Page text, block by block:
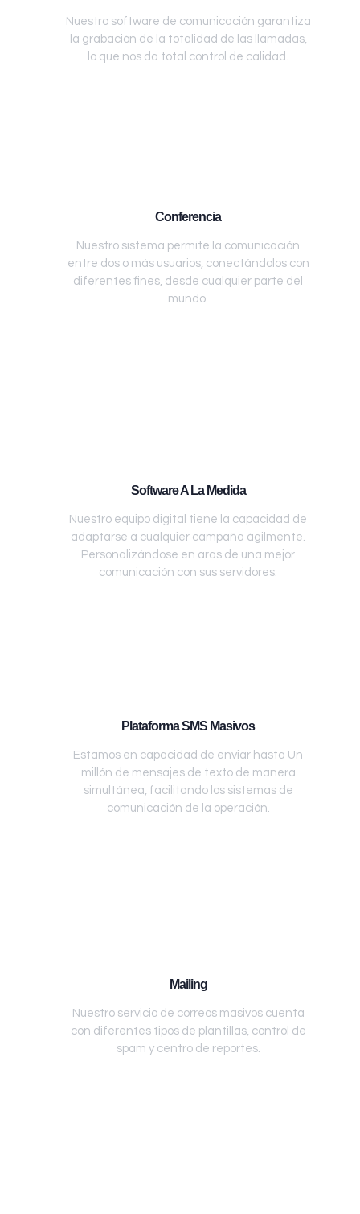
Nuestro software de comunicación garantiza
la grabación de la totalidad de las llamadas,
lo que nos da total control de calidad.
Conferencia
Nuestro sistema permite la comunicación
entre dos o más usuarios, conectándolos con
diferentes fines, desde cualquier parte del
mundo.
Software A La Medida
Nuestro equipo digital tiene la capacidad de
adaptarse a cualquier campaña ágilmente.
Personalizándose en aras de una mejor
comunicación con sus servidores.
Plataforma SMS Masivos
Estamos en capacidad de enviar hasta Un
millón de mensajes de texto de manera
simultánea, facilitando los sistemas de
comunicación de la operación.
Mailing
Nuestro servicio de correos masivos cuenta
con diferentes tipos de plantillas, control de
spam y centro de reportes.